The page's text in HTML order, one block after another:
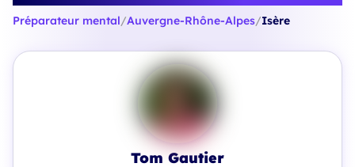
Préparateur mental/Auvergne-Rhône-Alpes/Isère
Tom Gautier